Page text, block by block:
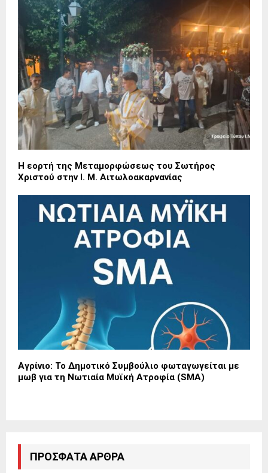
Η εορτή της Μεταμορφώσεως του Σωτήρος
Χριστού στην Ι. Μ. Αιτωλοακαρνανίας
Αγρίνιο: Το Δημοτικό Συμβούλιο φωταγωγείται με
μωβ για τη Νωτιαία Μυϊκή Ατροφία (SMA)
ΠΡΌΣΦΑΤΑ ΆΡΘΡΑ